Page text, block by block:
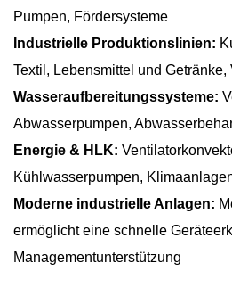
Pumpen, Fördersysteme
Industrielle Produktionslinien:
Textil, Lebensmittel und Getränke,
Wasseraufbereitungssysteme:
Abwasserpumpen,
Energie & HLK:
Kühlwasserpumpen,
Moderne industrielle Anlagen:
ermöglicht eine schnelle
Managementunterstützung